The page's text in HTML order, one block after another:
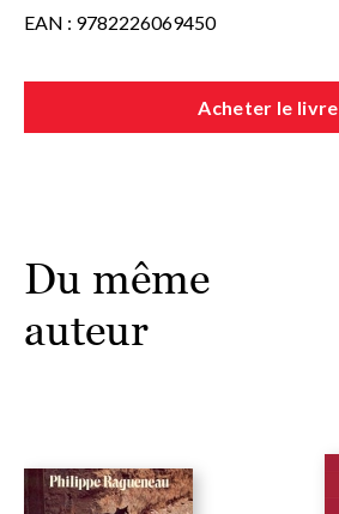
EAN : 9782226069450
Acheter le livre
Du même
auteur